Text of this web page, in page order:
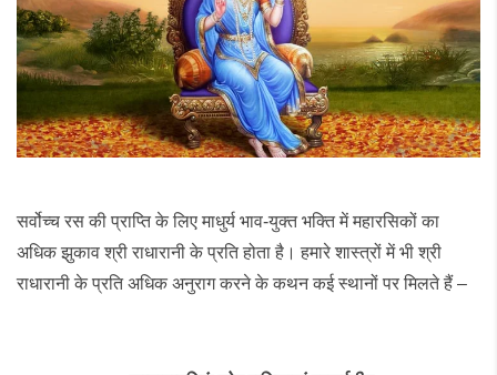
सर्वोच्च रस की प्राप्ति के लिए माधुर्य भाव-युक्त भक्ति में महारसिकों का
अधिक झुकाव श्री राधारानी के प्रति होता है। हमारे शास्त्रों में भी श्री
राधारानी के प्रति अधिक अनुराग करने के कथन कई स्थानों पर मिलते हैं –